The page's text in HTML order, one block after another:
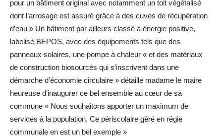
pour un bâtiment original avec notamment un toit végétalisé
dont l’arrosage est assuré grâce à des cuves de récupération
d’eau » Un bâtiment par ailleurs classé à énergie positive,
labelisé BEPOS, avec des équipements tels que des
panneaux solaires, une pompe à chaleur « et des matériaux
de construction biosourcés qui s’inscrivent dans une
démarche d’économie circulaire » détaille madame le maire
heureuse d’inaugurer ce bel ensemble au cœur de sa
commune « Nous souhaitons apporter un maximum de
services à la population. Ce périscolaire géré en régie
communale en est un bel exemple »